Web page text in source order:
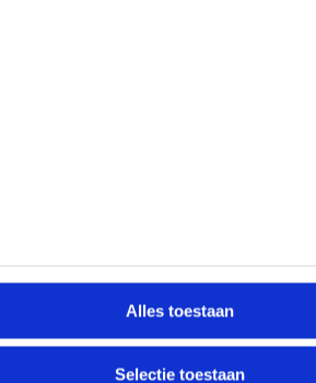
Alles toestaan
Selectie toestaan
ADVERTENTIE